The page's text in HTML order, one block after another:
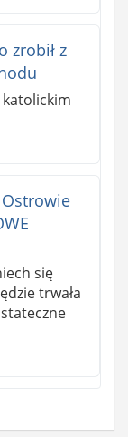
zrobił z
się
trwała